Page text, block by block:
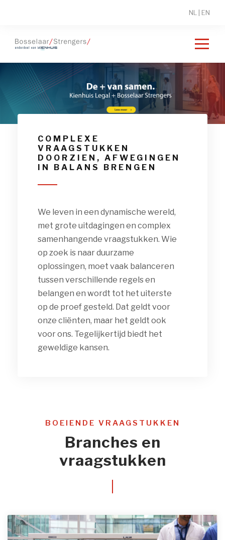
NL EN
COMPLEXE
VRAAGSTUKKEN
DOORZIEN, AFWEGINGEN
IN BALANS BRENGEN
We leven in een dynamische wereld,
met grote uitdagingen en complex
samenhangende vraagstukken. Wie
op zoek is naar duurzame
oplossingen, moet vaak balanceren
tussen verschillende regels en
belangen en wordt tot het uiterste
op de proef gesteld. Dat geldt voor
onze cliënten, maar het geldt ook
voor ons. Tegelijkertijd biedt het
geweldige kansen.
BOEIENDE VRAAGSTUKKEN
Branches en
vraagstukken